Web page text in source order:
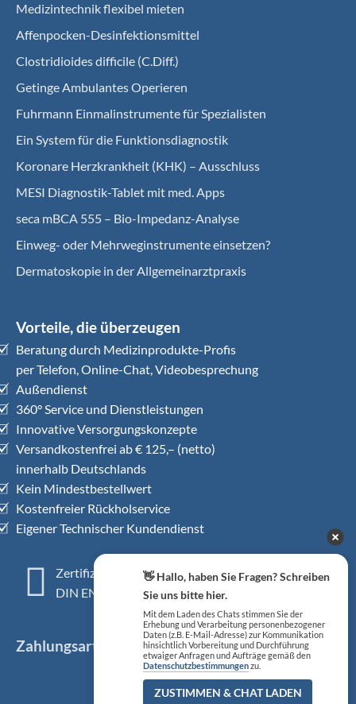
Medizintechnik flexibel mieten
Affenpocken-Desinfektionsmittel
Clostridioides difficile (C.Diff.)
Getinge Ambulantes Operieren
Fuhrmann Einmalinstrumente für Spezialisten
Ein System für die Funktionsdiagnostik
Koro­nare Herz­krank­heit (KHK) – Ausschluss
MESI Diagnostik-Tablet mit med. Apps
seca mBCA 555 – Bio-Impedanz-Analyse
Einweg- oder Mehrweginstrumente einsetzen?
Dermatoskopie in der Allgemeinarztpraxis
Vorteile, die überzeugen
Beratung durch Medizinprodukte-Profis
per Telefon, Online-Chat, Videobesprechung
Außendienst
360° Service und Dienstleistungen
Innovative Versorgungskonzepte
Versandkostenfrei ab € 125,– (netto)
innerhalb Deutschlands
Kein Mindestbestellwert
Kostenfreier Rückholservice
Eigener Technischer Kundendienst
Zertifiziertes QM-System
DIN EN ISO 13485
Zahlungsarten
👋 Hallo, haben Sie Fragen? Schreiben
Sie uns bitte hier.
Mit dem Laden des Chats stimmen Sie der
Erhebung und Verarbeitung personenbezogener
Daten (z.B. E-Mail-Adresse) zur Kommunikation
hinsichtlich Vorbereitung und Durchführung
etwaiger Anfragen und Aufträge gemäß den
Datenschutzbestimmungenzu.
ZUSTIMMEN & CHAT LADEN